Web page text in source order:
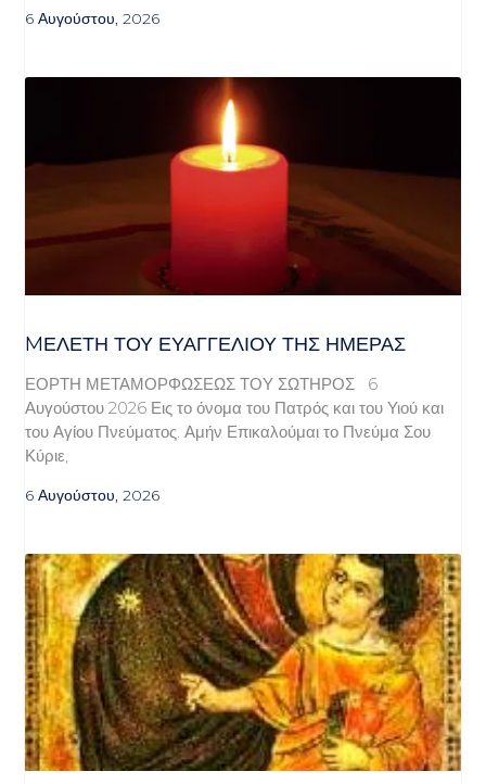
6 Αυγούστου, 2026
MΕΛΈΤΗ ΤΟΥ ΕΥΑΓΓΕΛΊΟΥ ΤΗΣ ΗΜΈΡΑΣ
ΕΟΡΤΗ ΜΕΤΑΜΟΡΦΩΣΕΩΣ ΤΟΥ ΣΩΤΗΡΟΣ 6
Αυγούστου 2026 Εις το όνομα του Πατρός και του Υιού και
του Αγίου Πνεύματος. Αμήν Επικαλούμαι το Πνεύμα Σου
Κύριε,
6 Αυγούστου, 2026